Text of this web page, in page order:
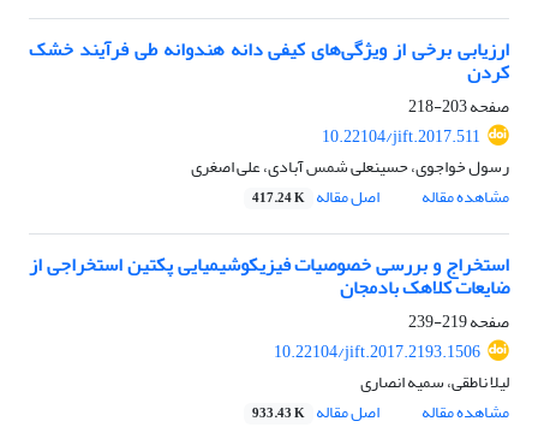
ارزیابی برخی از ویژگی‌های کیفی دانه هندوانه طی فرآیند خشک
کردن
صفحه203-218
10.22104/jift.2017.511
رسول خواجوی، حسینعلی شمس آبادی، علی اصغری
مشاهده مقاله
اصل مقاله 417.24 K
استخراج و بررسی خصوصیات فیزیکوشیمیایی پکتین استخراجی از
ضایعات کلاهک بادمجان
صفحه219-239
10.22104/jift.2017.2193.1506
لیلا ناطقی، سمیه انصاری
مشاهده مقاله
اصل مقاله 933.43 K